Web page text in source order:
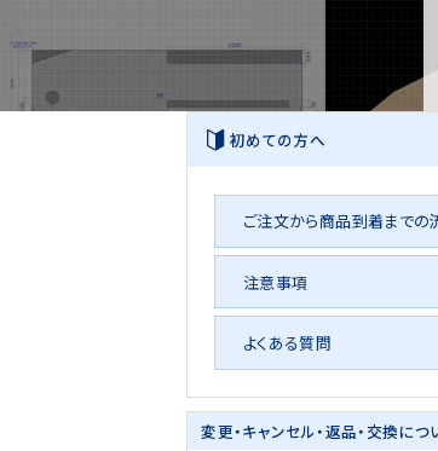
初めての方へ
ご注文から商品到着までの
注意事項
よくある質問
変更・キャンセル・返品・交換につ